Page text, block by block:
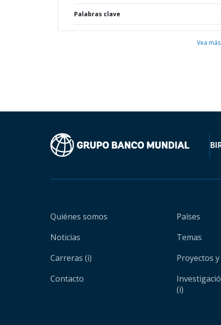
Palabras clave
Vea más
Quiénes somos
Noticias
Carreras (i)
Contacto
Países
Temas
Proyectos
(i)